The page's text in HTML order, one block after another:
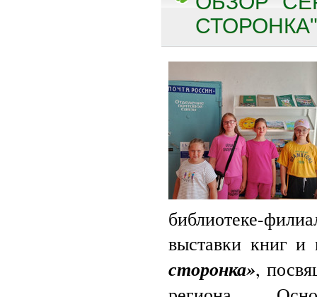
СТОРОНКА"
библиотеке-
выставки книг и
сторонка»,